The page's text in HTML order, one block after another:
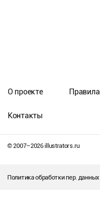
© 2007–2026illustrators.ru
О проекте Правила
Контакты
Политика обработки пер. данных